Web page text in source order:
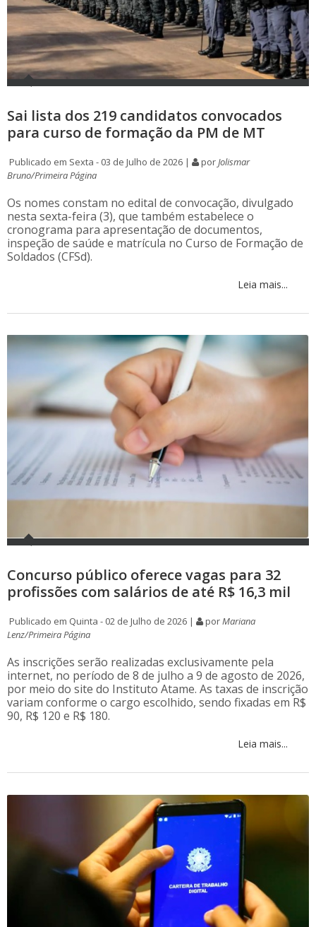
Sai lista dos 219 candidatos convocados
para curso de formação da PM de MT
Publicado em Sexta - 03 de Julho de 2026 | porJolismar
Bruno/Primeira Página
Os nomes constam no edital de convocação, divulgado
nesta sexta-feira (3), que também estabelece o
cronograma para apresentação de documentos,
inspeção de saúde e matrícula no Curso de Formação de
Soldados (CFSd).
Leia mais...
Concurso público oferece vagas para 32
profissões com salários de até R$ 16,3 mil
Publicado em Quinta - 02 de Julho de 2026 | porMariana
Lenz/Primeira Página
As inscrições serão realizadas exclusivamente pela
internet, no período de 8 de julho a 9 de agosto de 2026,
por meio do site do Instituto Atame. As taxas de inscrição
variam conforme o cargo escolhido, sendo fixadas em R$
90, R$ 120 e R$ 180.
Leia mais...